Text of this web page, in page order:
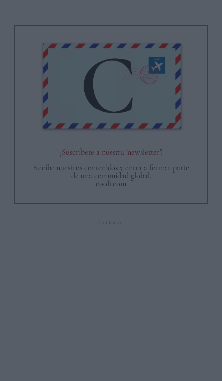
¡Suscríbete a nuestra 'newsletter'!
Recibe nuestros contenidos y entra a formar parte
de una comunidad global.
coolt.com